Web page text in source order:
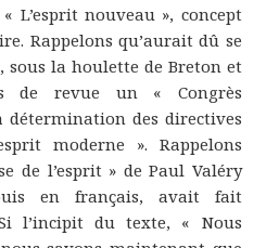
L’esprit nouveau », concept
Rappelons qu’aurait dû se
la houlette de Breton et
de revue un « Congrès
des directives
moderne ». Rappelons
de l’esprit » de Paul Valéry
en français, avait fait
l’incipit du texte, « Nous